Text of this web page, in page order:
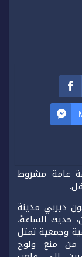
عامة مشروط
ديربي مدينة
حديث الساعة،
وجمعية تمثل
من منع ولوج